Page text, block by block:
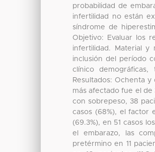
probabilidad de
infertilidad no están
síndrome de
Objetivo: Evaluar los
infertilidad. Material y
inclusión del período
clínico
Resultados: Ochenta
más afectado fue el de
con sobrepeso, 38
casos (68%), el factor
(69.3%), en 51 casos
el embarazo, las
pretérmino en 11